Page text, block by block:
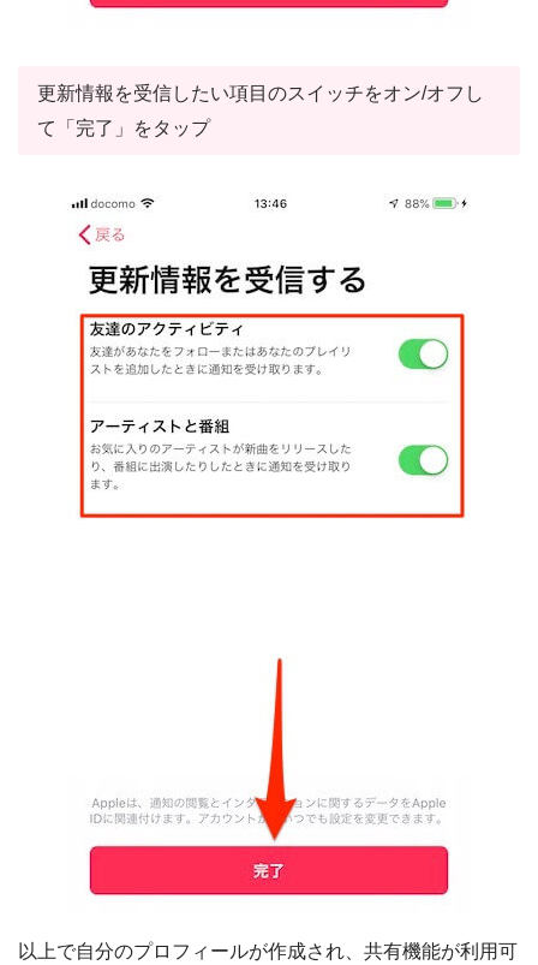
更新情報を受信したい項目のスイッチをオン/オフし
て「完了」をタップ
以上で自分のプロフィールが作成され、共有機能が利用可